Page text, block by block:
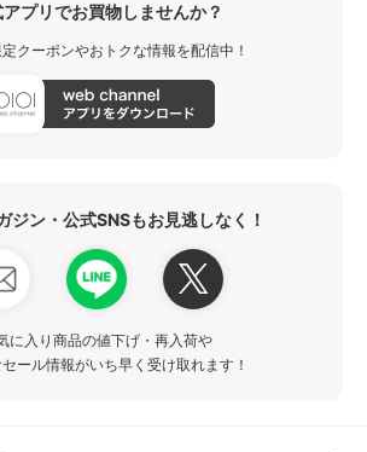
プリでお買物しませんか？
クーポンやおトクな情報を配信中！
ジン・公式SNSもお見逃しなく！
に入り商品の値下げ・再入荷や
ール情報がいち早く受け取れます！